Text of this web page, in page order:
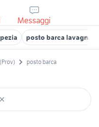
Messaggi
posto barca lavagna
posto barca